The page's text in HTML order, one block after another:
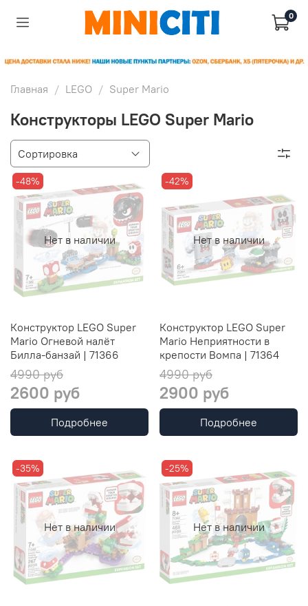
0
Главная LEGO Super Mario
Конструкторы LEGO Super Mario
Нет в наличии
-48%
Конструктор LEGO Super
Mario Огневой налёт
Билла-банзай | 71366
4990 руб
2600 руб
Подробнее
Нет в наличии
-42%
Конструктор LEGO Super
Mario Неприятности в
крепости Вомпа | 71364
4990 руб
2900 руб
Подробнее
Нет в наличии
-35%
Нет в наличии
-25%